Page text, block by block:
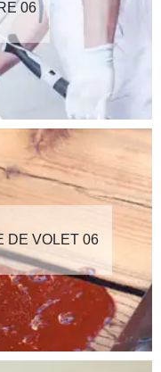
06
DE VOLET 06